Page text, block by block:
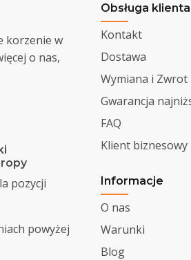
korzenie w
o nas,
pozycji
powyżej
Obsługa klienta
Kontakt
Dostawa
Wymiana i Zwrot
Gwarancja
FAQ
Klient biznesowy
Informacje
O nas
Warunki
Blog